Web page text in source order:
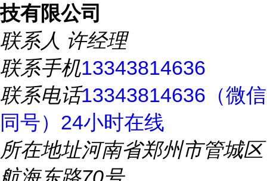
技有限公司
联系人 许经理
联系手机13343814636
联系电话13343814636（微信
同号）24小时在线
所在地址河南省郑州市管城区